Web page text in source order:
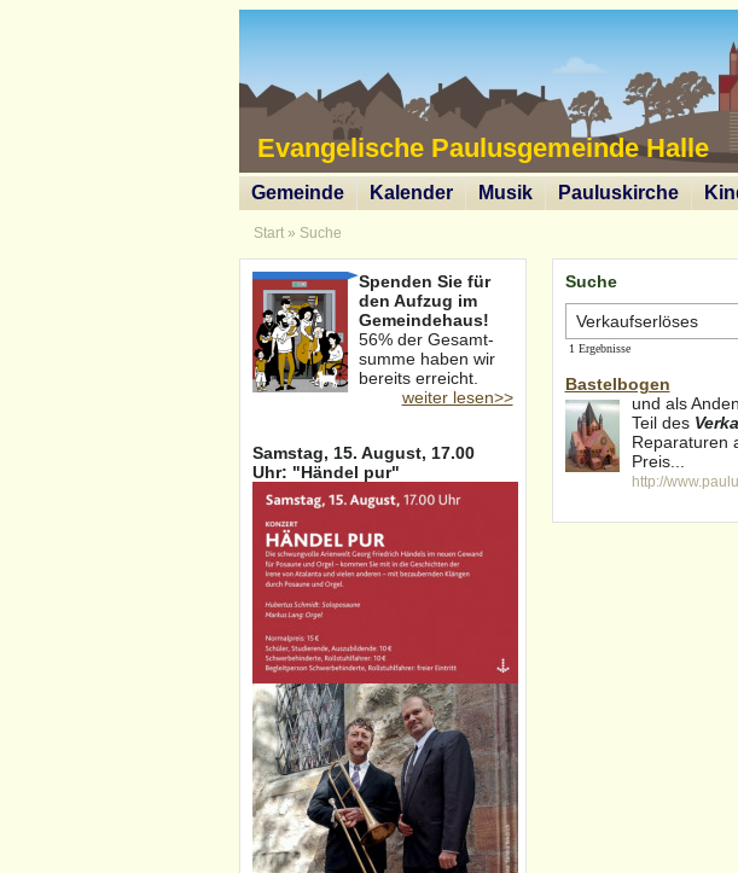
Evangelische Paulusgemeinde Halle
Gemeinde Kalender Musik Pauluskirche
Start» Suche
Spenden Sie für
den Aufzug im
Gemeindehaus!
56% der Gesamt-
summe haben wir
bereits erreicht.
weiter lesen>>
Samstag, 15. August, 17.00
Uhr: "Händel pur"
Suche
1 Ergebnisse
Bastelbogen
und als
Teil des
Reparaturen
Preis...
http://